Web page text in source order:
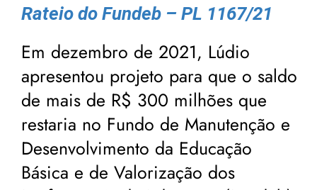
Rateio do Fundeb – PL 1167/21
Em dezembro de 2021, Lúdio
apresentou projeto para que o saldo
de mais de R$ 300 milhões que
restaria no Fundo de Manutenção e
Desenvolvimento da Educação
Básica e de Valorização dos